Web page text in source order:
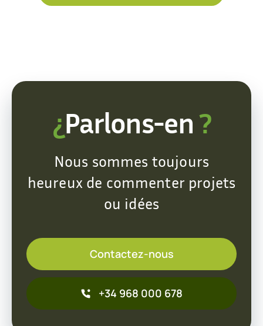
¿Parlons-en?
Nous sommes toujours
heureux de commenter projets
ou idées
Contactez-nous
+34 968 000 678